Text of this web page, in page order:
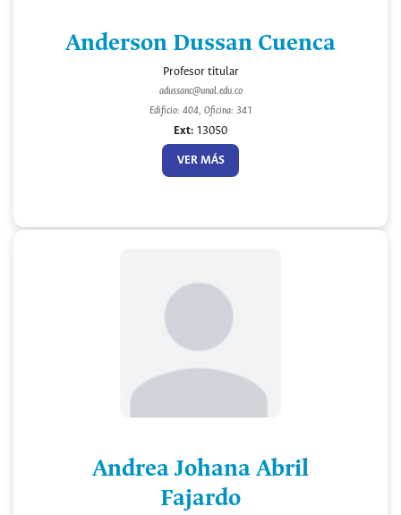
Anderson Dussan Cuenca
Profesor titular
adussanc@unal.edu.co
Edificio: 404, Oficina: 341
Ext: 13050
VER MÁS
Andrea Johana Abril
Fajardo